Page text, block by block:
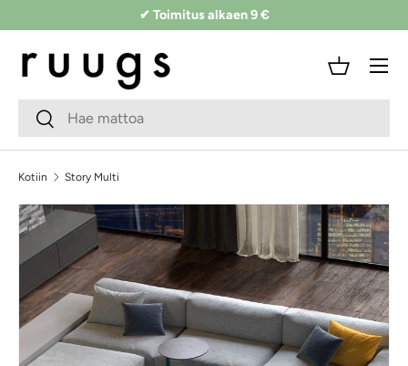
Siirry sisältöön
✔ Toimitus alkaen 9 €
Hakukenttä
Lähetä
Kori
Valikko
Kotiin Story Multi
Siirry tuotetietoihin